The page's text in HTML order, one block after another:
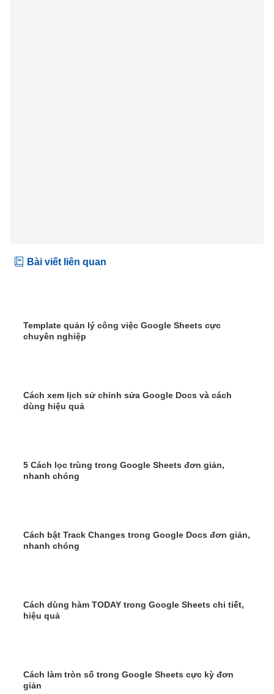
Bài viết liên quan
Template quản lý công việc Google Sheets cực
chuyên nghiệp
Cách xem lịch sử chỉnh sửa Google Docs và cách
dùng hiệu quả
5 Cách lọc trùng trong Google Sheets đơn giản,
nhanh chóng
Cách bật Track Changes trong Google Docs đơn giản,
nhanh chóng
Cách dùng hàm TODAY trong Google Sheets chi tiết,
hiệu quả
Cách làm tròn số trong Google Sheets cực kỳ đơn
giản